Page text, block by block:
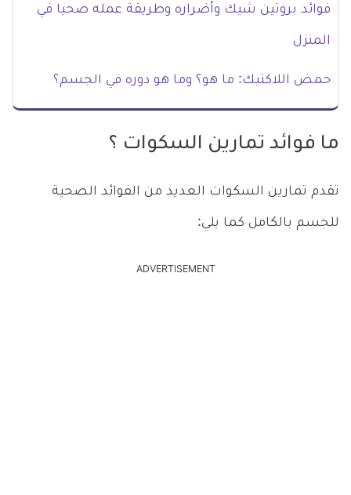
فوائد بروتين شيك وأضراره وطريقة عمله صحيا في
المنزل
حمض اللاكتيك: ما هو؟ وما هو دوره في الجسم؟
ما فوائد تمارين السكوات ؟
تقدم تمارين السكوات العديد من الفوائد الصحية
للجسم بالكامل كما يلي:
ADVERTISEMENT